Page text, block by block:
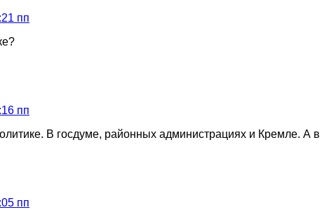
пп
пп
В госдуме, районных администрациях и Кремле. А
пп